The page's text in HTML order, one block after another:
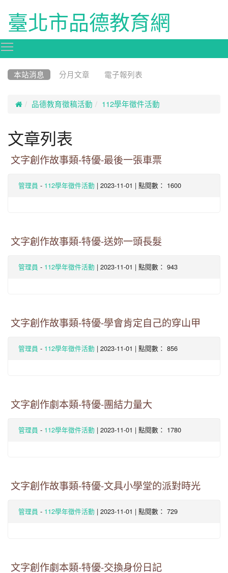
臺北市品德教育網
本站消息 分月文章 電子報列表
 品德教育徵稿活動 112學年徵件活動
文章列表
文字創作故事類-特優-最後一張車票
管理員 - 112學年徵件活動 | 2023-11-01 | 點閱數： 1600
文字創作故事類-特優-送妳一頭長髮
管理員 - 112學年徵件活動 | 2023-11-01 | 點閱數： 943
文字創作故事類-特優-學會肯定自己的穿山甲
管理員 - 112學年徵件活動 | 2023-11-01 | 點閱數： 856
文字創作劇本類-特優-團結力量大
管理員 - 112學年徵件活動 | 2023-11-01 | 點閱數： 1780
文字創作故事類-特優-文具小學堂的派對時光
管理員 - 112學年徵件活動 | 2023-11-01 | 點閱數： 729
文字創作劇本類-特優-交換身份日記